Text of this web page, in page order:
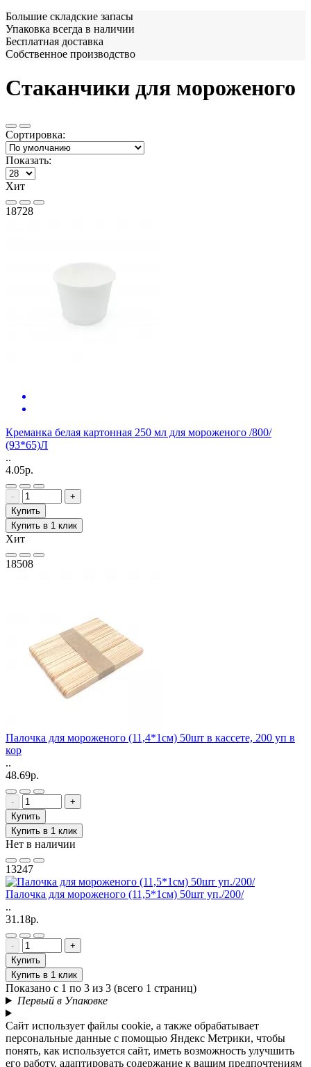
Большие складские запасы
Упаковка всегда в наличии
Бесплатная доставка
Собственное производство
Стаканчики для мороженого
Сортировка:
Показать:
Хит
18728
Креманка белая картонная 250 мл для мороженого /800/
(93*65)Л
..
4.05р.
-
+
Купить
Купить в 1 клик
Хит
18508
Палочка для мороженого (11,4*1см) 50шт в кассете, 200 уп в
кор
..
48.69р.
-
+
Купить
Купить в 1 клик
Нет в наличии
13247
Палочка для мороженого (11,5*1см) 50шт уп./200/
..
31.18р.
-
+
Купить
Купить в 1 клик
Показано с 1 по 3 из 3 (всего 1 страниц)
Первый в Упаковке
Сайт использует файлы cookie, а также обрабатывает
персональные данные с помощью Яндекс Метрики, чтобы
понять, как используется сайт, иметь возможность улучшить
его работу, адаптировать содержание к вашим предпочтениям